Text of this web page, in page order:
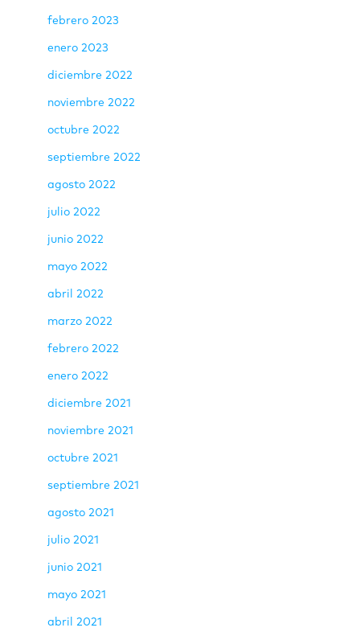
febrero 2023
enero 2023
diciembre 2022
noviembre 2022
octubre 2022
septiembre 2022
agosto 2022
julio 2022
junio 2022
mayo 2022
abril 2022
marzo 2022
febrero 2022
enero 2022
diciembre 2021
noviembre 2021
octubre 2021
septiembre 2021
agosto 2021
julio 2021
junio 2021
mayo 2021
abril 2021